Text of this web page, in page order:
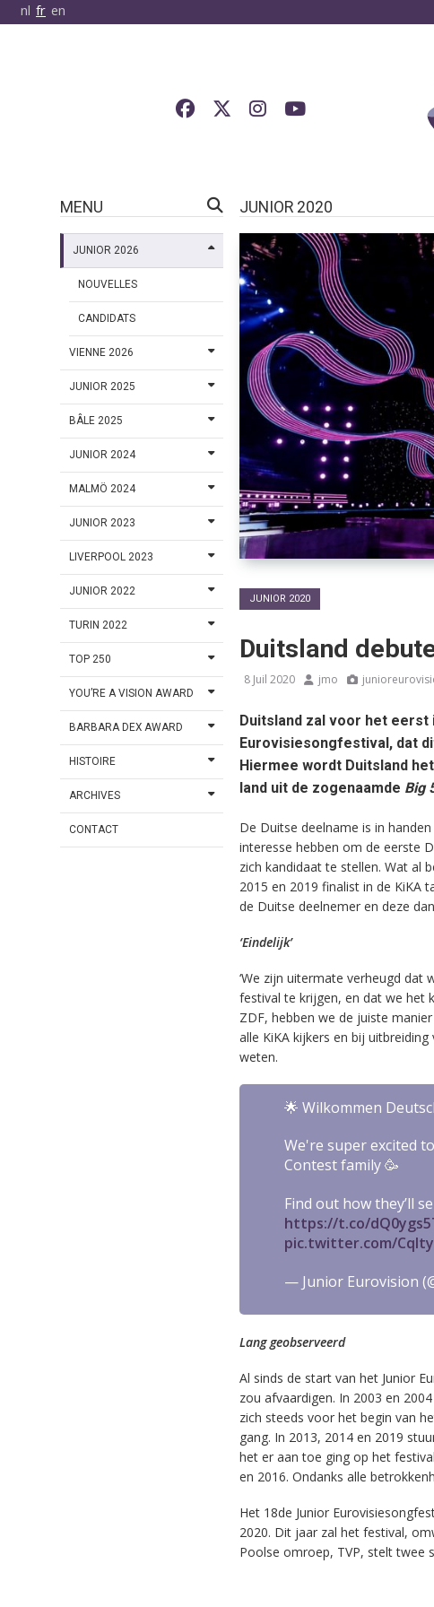
nl fr en
MENU
JUNIOR 2026
NOUVELLES
CANDIDATS
VIENNE 2026
JUNIOR 2025
BÂLE 2025
JUNIOR 2024
MALMÖ 2024
JUNIOR 2023
LIVERPOOL 2023
JUNIOR 2022
TURIN 2022
TOP 250
YOU’RE A VISION AWARD
BARBARA DEX AWARD
HISTOIRE
ARCHIVES
CONTACT
JUNIOR 2020
JUNIOR 2020
Duitsland
8 Juil 2020 jmo
Duitsland zal voor het eerst
Eurovisiesongfestival, dat
Hiermee wordt Duitsland
land uit de zogenaamde Big
De Duitse deelname is in handen
interesse hebben om de eerste
zich kandidaat te stellen. Wat al
2015 en 2019 finalist in de KiKA
de Duitse deelnemer en deze
‘Eindelijk’
‘We zijn uitermate verheugd dat
festival te krijgen, en dat we het
ZDF, hebben we de juiste
alle KiKA kijkers en bij
weten.
🌟 Wilkommen
We're super excited
Contest family 🥳
Find out how they’ll
https://t.co/
pic.twitter.com/
— Junior Eurovision
Lang geobserveerd
Al sinds de start van het Junior
zou afvaardigen. In 2003 en
zich steeds voor het begin van
gang. In 2013, 2014 en 2019
het er aan toe ging op het
en 2016. Ondanks alle
Het 18de Junior
2020. Dit jaar zal het festival,
Poolse omroep, TVP, stelt twee